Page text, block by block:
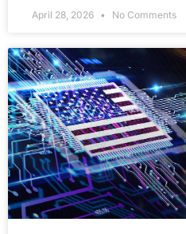
April 28, 2026 No Comments